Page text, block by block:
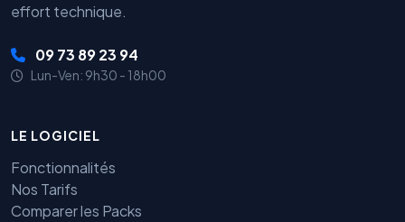
effort technique.
09 73 89 23 94
Lun-Ven: 9h30 - 18h00
LE LOGICIEL
Fonctionnalités
Nos Tarifs
Comparer les Packs